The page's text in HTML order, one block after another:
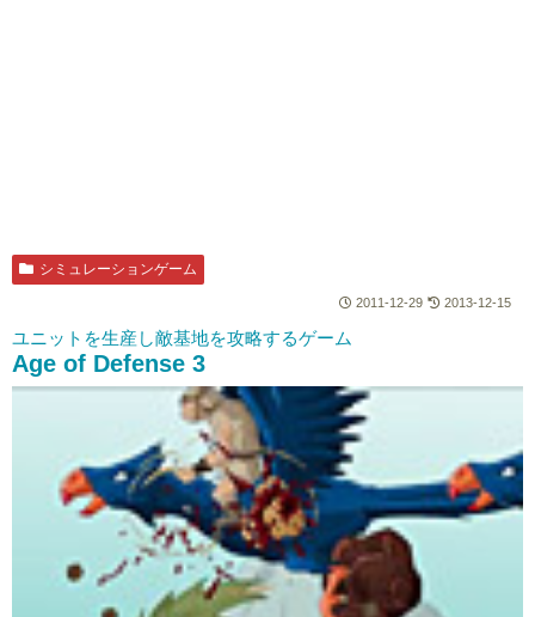
シミュレーションゲーム
2011-12-29 2013-12-15
ユニットを生産し敵基地を攻略するゲーム
Age of Defense 3